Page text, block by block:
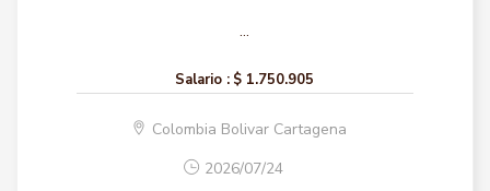
...
Salario : $ 1.750.905
Colombia Bolivar Cartagena
2026/07/24